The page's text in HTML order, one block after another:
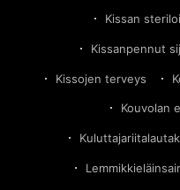
Kissan
Kissanpennut
Kissojen terveys
Kouvolan